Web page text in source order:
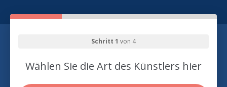
Schritt 1 von 4
Wählen Sie die Art des Künstlers hier